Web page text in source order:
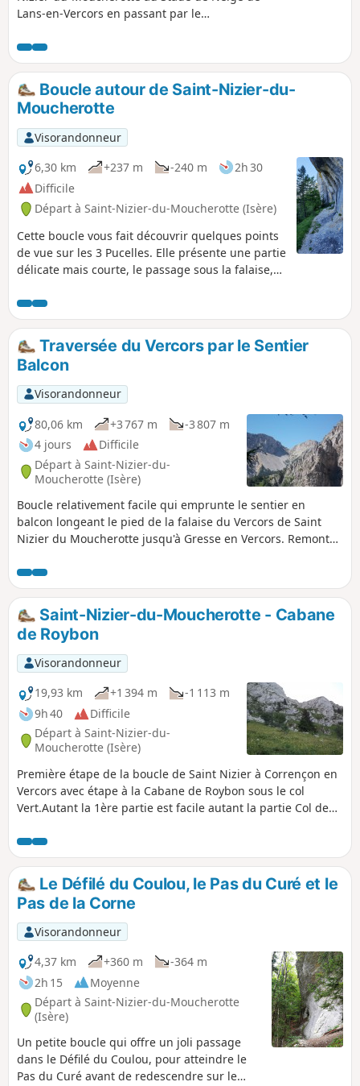
Lans-en-Vercors en passant par le
Boucle autour de Saint-Nizier-du-
Moucherotte
Visorandonneur
6,30 km
+237 m -240 m
2h 30
Difficile
Départ à Saint-Nizier-du-Moucherotte (Isère)
Cette boucle vous fait découvrir quelques points
de vue sur les 3 Pucelles. Elle présente une partie
délicate mais courte, le passage sous la falaise,
classement difficile). Vous aurez l'occasion avec
cette randonnée d'avoir des vues particulières du
village de Saint-Nizier-du-Moucherotte, de
l'activité agricole, sans souffrir des montées
assez techniques du Pas de la Corne et du Pas du
Curé depuis Engins, ou du GR®9 depuis la Tour
sans Venin.
Traversée du Vercors par le Sentier
Balcon
Visorandonneur
80,06 km
+3 767 m
-3 807 m
4 jours
Difficile
Départ à Saint-Nizier-du-
Moucherotte (Isère)
Boucle relativement facile qui emprunte le sentier en
balcon longeant le pied de la falaise du Vercors de Saint
Nizier du Moucherotte jusqu'à Gresse en Vercors. Remonter
le GR® via le Pas des Chatons, ensuite rallier Corrençon en
Vercors où on aura laissé une voiture.
Saint-Nizier-du-Moucherotte - Cabane
de Roybon
Visorandonneur
19,93 km
+1 394 m
-1 113 m
9h 40
Difficile
Départ à Saint-Nizier-du-
Moucherotte (Isère)
Première étape de la boucle de Saint Nizier à Corrençon en
Vercors avec étape à la Cabane de Roybon sous le col
Vert.Autant la 1ère partie est facile autant la partie Col de
d'un grand vide!Faire bien attention.
Le Défilé du Coulou, le Pas du Curé et le
Pas de la Corne
Visorandonneur
4,37 km
+360 m
-364 m
2h 15
Moyenne
Départ à Saint-Nizier-du-Moucherotte
(Isère)
Un petite boucle qui offre un joli passage
dans le Défilé du Coulou, pour atteindre le
Pas du Curé avant de redescendre sur le